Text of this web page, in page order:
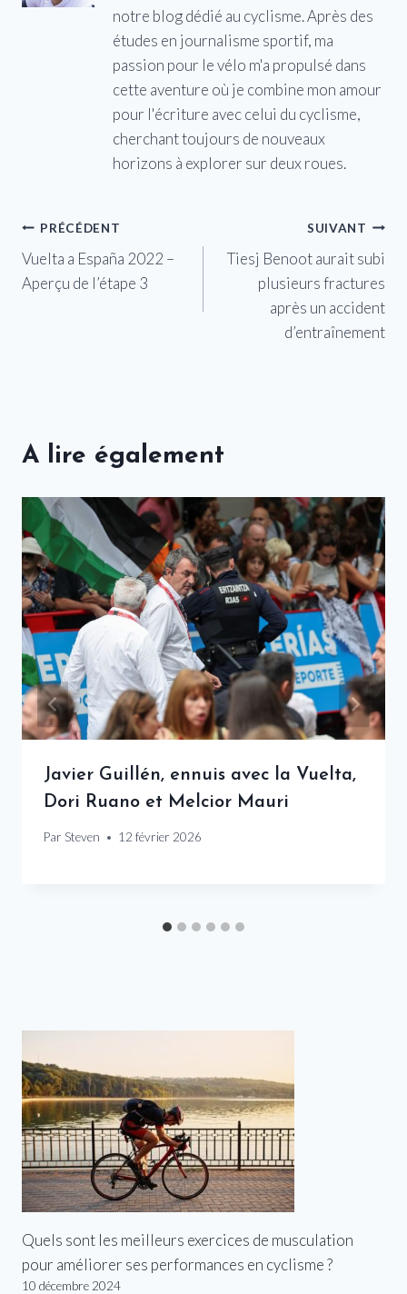
notre blog dédié au cyclisme. Après des
études en journalisme sportif, ma
passion pour le vélo m'a propulsé dans
cette aventure où je combine mon amour
pour l'écriture avec celui du cyclisme,
cherchant toujours de nouveaux
horizons à explorer sur deux roues.
Navigation
de
PRÉCÉDENT
Vuelta a España 2022 –
Aperçu de l’étape 3
SUIVANT
Tiesj Benoot aurait subi
plusieurs fractures
après un accident
d’entraînement
A lire également
Javier Guillén, ennuis avec la Vuelta,
Dori Ruano et Melcior Mauri
Par Steven 12 février 2026
Quels sont les meilleurs exercices de musculation
pour améliorer ses performances en cyclisme ?
10 décembre 2024